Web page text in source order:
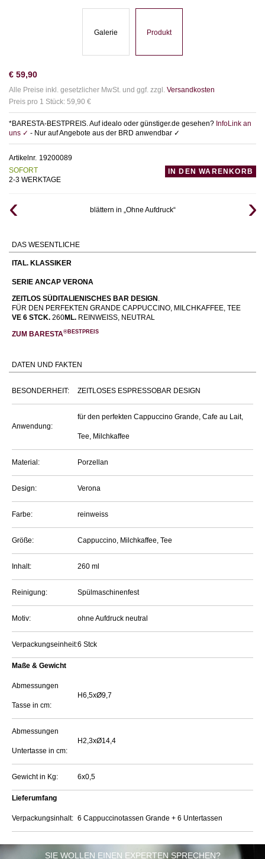
Galerie Produkt
€ 59,90
Alle Preise inkl. gesetzlicher MwSt. und ggf. zzgl. Versandkosten
Preis pro 1 Stück: 59,90 €
*BARESTA-BESTPREIS. Auf idealo oder günstiger.de gesehen? InfoLink an
uns ✓ - Nur auf Angebote aus der BRD anwendbar ✓
Artikelnr. 19200089
SOFORT
2-3 WERKTAGE
IN DEN WARENKORB
blättern in „Ohne Aufdruck“
DAS WESENTLICHE
ITAL. KLASSIKER
SERIE ANCAP VERONA
ZEITLOS SÜDITALIENISCHES BAR DESIGN
FÜR DEN PERFEKTEN GRANDE CAPPUCCINO, MILCHKAFFEE, TEE
VE 6 STCK. 260ML. REINWEISS, NEUTRAL
ZUM BARESTA®BESTPREIS
DATEN UND FAKTEN
BESONDERHEIT: ZEITLOSES ESPRESSOBAR DESIGN
Anwendung:
für den perfekten Cappuccino Grande, Cafe au Lait,
Tee, Milchkaffee
Material: Porzellan
Design: Verona
Farbe: reinweiss
Größe: Cappuccino, Milchkaffee, Tee
Inhalt: 260 ml
Reinigung: Spülmaschinenfest
Motiv: ohne Aufdruck neutral
Verpackungseinheit:6 Stck
Maße & Gewicht
Abmessungen
Tasse in cm:
H6,5xØ9,7
Abmessungen
Untertasse in cm:
H2,3xØ14,4
Gewicht in Kg: 6x0,5
Lieferumfang
Verpackungsinhalt: 6 Cappuccinotassen Grande + 6 Untertassen
SIE WOLLEN EINEN EXPERTEN SPRECHEN?